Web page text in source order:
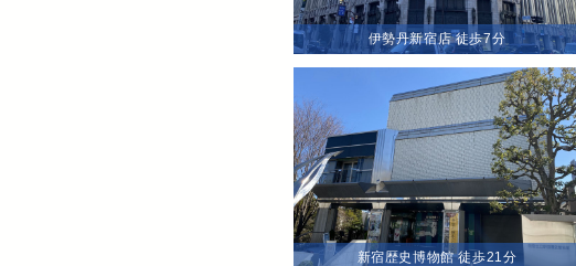
伊勢丹新宿店 徒歩7分
新宿歴史博物館 徒歩21分